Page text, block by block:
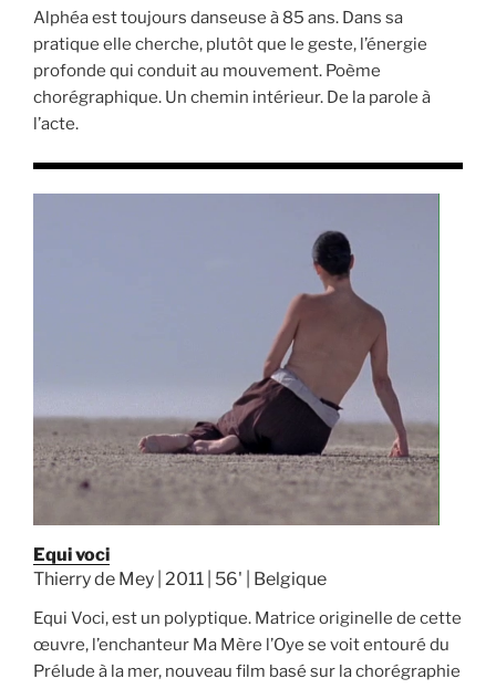
Alphéa est toujours danseuse à 85 ans. Dans sa
pratique elle cherche, plutôt que le geste, l’énergie
profonde qui conduit au mouvement. Poème
chorégraphique. Un chemin intérieur. De la parole à
l’acte.
Equi voci
Thierry de Mey | 2011 | 56' | Belgique
Equi Voci, est un polyptique. Matrice originelle de cette
œuvre, l’enchanteur Ma Mère l’Oye se voit entouré du
Prélude à la mer, nouveau film basé sur la chorégraphie